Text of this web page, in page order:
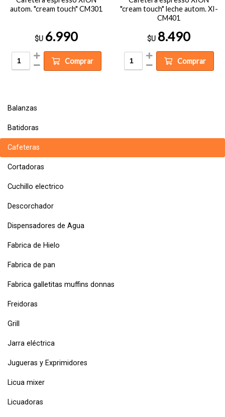
Balanzas
Batidoras
Cafeteras
Cortadoras
Cuchillo electrico
Descorchador
Dispensadores de Agua
Fabrica de Hielo
Fabrica de pan
Fabrica galletitas muffins donnas
Freidoras
Grill
Jarra eléctrica
Jugueras y Exprimidores
Licua mixer
Licuadoras
autom. "cream touch" CM301
$U 6.990
Comprar
"cream touch" leche autom. XI-
CM401
$U 8.490
Comprar